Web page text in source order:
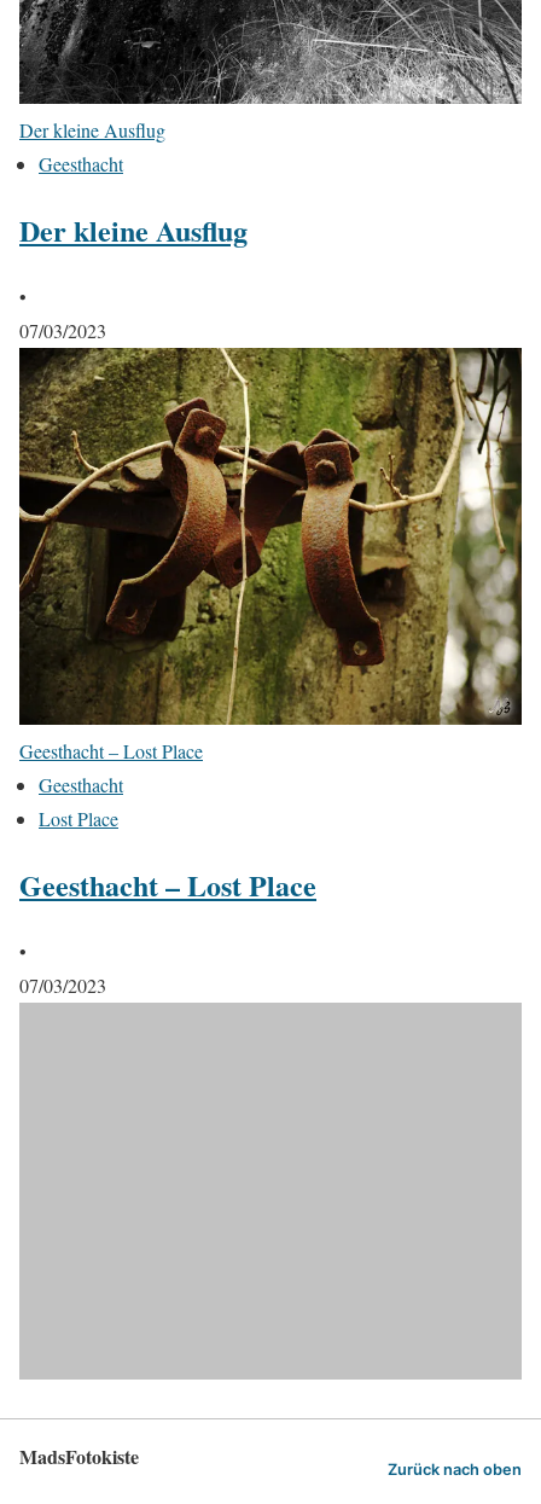
Der kleine Ausflug
Geesthacht
Der kleine Ausflug
•
07/03/2023
Geesthacht – Lost Place
Geesthacht
Lost Place
Geesthacht – Lost Place
•
07/03/2023
MadsFotokiste Zurück nach oben